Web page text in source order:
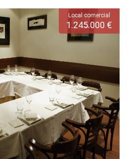
Local comercial
1.245.000 €